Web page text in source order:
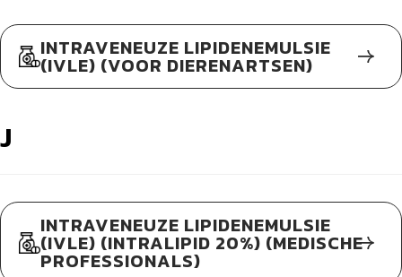
INTRAVENEUZE LIPIDENEMULSIE
(IVLE) (VOOR DIERENARTSEN)
J
INTRAVENEUZE LIPIDENEMULSIE
(IVLE) (INTRALIPID 20%) (MEDISCHE
PROFESSIONALS)